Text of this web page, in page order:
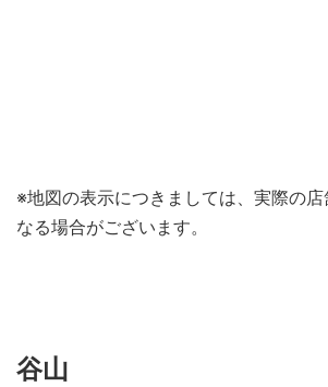
※地図の表示につきましては、実際の
なる場合がございます。
谷山